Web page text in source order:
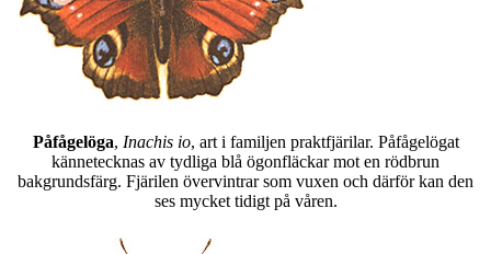
Påfågelöga, Inachis io, art i familjen praktfjärilar. Påfågelögat
kännetecknas av tydliga blå ögonfläckar mot en rödbrun
bakgrundsfärg. Fjärilen övervintrar som vuxen och därför kan den
ses mycket tidigt på våren.